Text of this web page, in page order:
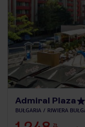
Admiral Plaza
BUŁGARIA RIWIERA
ZŁ